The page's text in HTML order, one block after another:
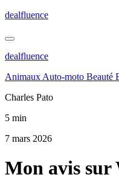
dealfluence
dealfluence
Animaux Auto-moto Beauté
Charles Pato
5 min
7 mars 2026
Mon avis sur